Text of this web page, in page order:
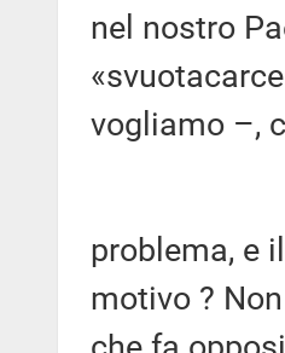
nel nostro
vogliamo –,
problema, e
motivo ?